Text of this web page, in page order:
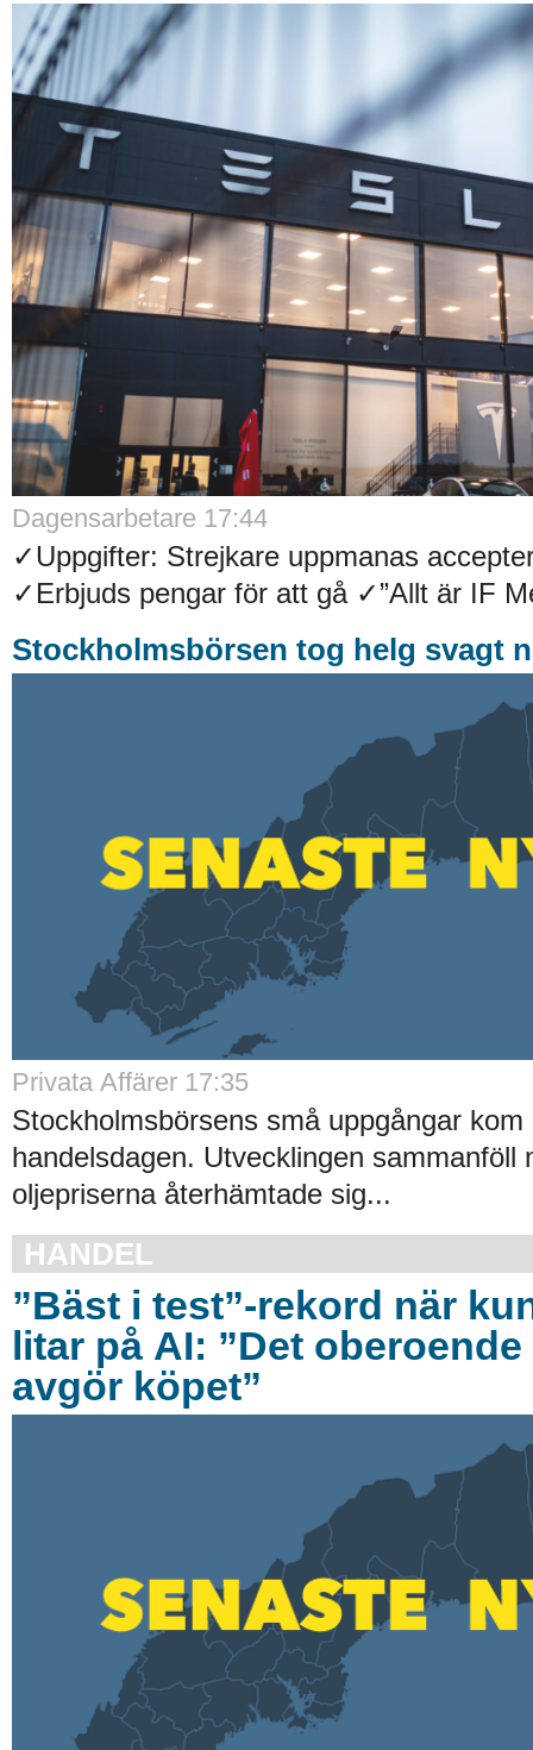
Dagensarbetare 17:44
✓Uppgifter: Strejkare uppmanas
✓Erbjuds pengar för att gå ✓”Allt är IF
Stockholmsbörsen tog helg svagt
Privata Affärer 17:35
Stockholmsbörsens små uppgångar
handelsdagen. Utvecklingen sammanföll
oljepriserna återhämtade sig...
HANDEL
”Bäst i test”-rekord när
litar på AI: ”Det
avgör köpet”